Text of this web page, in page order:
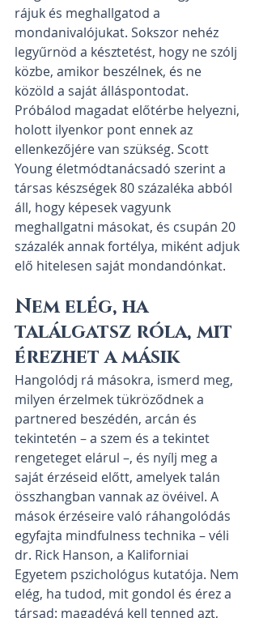
rájuk és meghallgatod a
mondanivalójukat. Sokszor nehéz
legyűrnöd a késztetést, hogy ne szólj
közbe, amikor beszélnek, és ne
közöld a saját álláspontodat.
Próbálod magadat előtérbe helyezni,
holott ilyenkor pont ennek az
ellenkezőjére van szükség. Scott
Young életmódtanácsadó szerint a
társas készségek 80 százaléka abból
áll, hogy képesek vagyunk
meghallgatni másokat, és csupán 20
százalék annak fortélya, miként adjuk
elő hitelesen saját mondandónkat.
Nem elég, ha
találgatsz róla, mit
érezhet a másik
Hangolódj rá másokra, ismerd meg,
milyen érzelmek tükröződnek a
partnered beszédén, arcán és
tekintetén – a szem és a tekintet
rengeteget elárul –, és nyílj meg a
saját érzéseid előtt, amelyek talán
összhangban vannak az övéivel. A
mások érzéseire való ráhangolódás
egyfajta mindfulness technika – véli
dr. Rick Hanson, a Kaliforniai
Egyetem pszichológus kutatója. Nem
elég, ha tudod, mit gondol és érez a
társad: magadévá kell tenned azt,